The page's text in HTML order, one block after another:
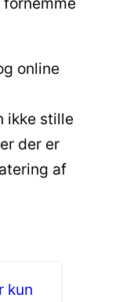
online
ikke stille
der er
af
kun